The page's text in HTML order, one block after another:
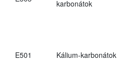
karbonátok
E501 Kálium-karbonátok